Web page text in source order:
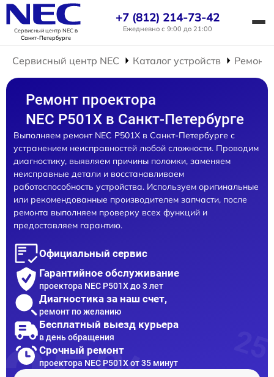
Сервисный центр NECв
Санкт-Петербурге
+7 (812) 214-73-42
Ежедневно с 9:00 до 21:00
Сервисный центр NEC Каталог устройств Ремонт
Ремонт проектора
NEC P501X в Санкт-Петербурге
Выполняем ремонт NEC P501X в Санкт-Петербурге с
устранением неисправностей любой сложности. Проводим
диагностику, выявляем причины поломки, заменяем
неисправные детали и восстанавливаем
работоспособность устройства. Используем оригинальные
или рекомендованные производителем запчасти, после
ремонта выполняем проверку всех функций и
предоставляем гарантию.
Официальный сервис
Гарантийное обслуживание
проектора NEC P501X до 3 лет
Диагностика за наш счет,
ремонт по желанию
Бесплатный выезд курьера
в день обращения
Срочный ремонт
проектора NEC P501X от 35 минут